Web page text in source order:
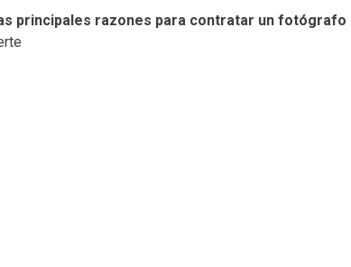
principales razones para contratar un